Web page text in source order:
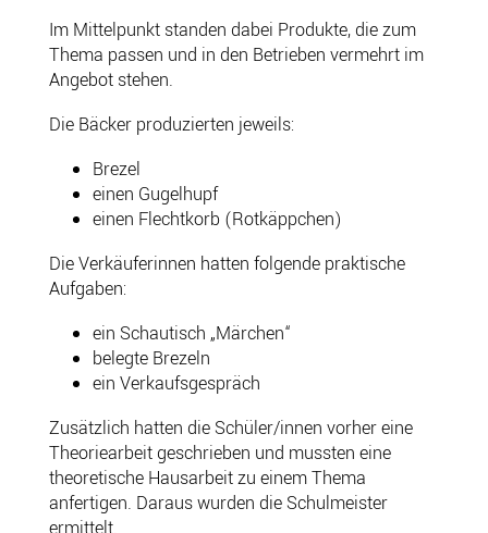
Im Mittelpunkt standen dabei Produkte, die zum
Thema passen und in den Betrieben vermehrt im
Angebot stehen.
Die Bäcker produzierten jeweils:
Brezel
einen Gugelhupf
einen Flechtkorb (Rotkäppchen)
Die Verkäuferinnen hatten folgende praktische
Aufgaben:
ein Schautisch „Märchen“
belegte Brezeln
ein Verkaufsgespräch
Zusätzlich hatten die Schüler/innen vorher eine
Theoriearbeit geschrieben und mussten eine
theoretische Hausarbeit zu einem Thema
anfertigen. Daraus wurden die Schulmeister